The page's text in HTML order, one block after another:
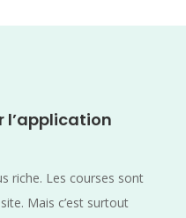
l’application
riche. Les courses sont
Mais c’est surtout